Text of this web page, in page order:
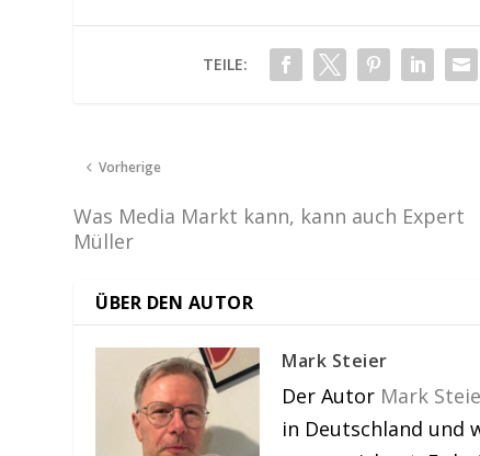
TEILE:
Vorherige
Was Media Markt kann, kann auch Expert
Müller
ÜBER DEN AUTOR
Mark Steier
Der Autor Mark
in Deutschland und